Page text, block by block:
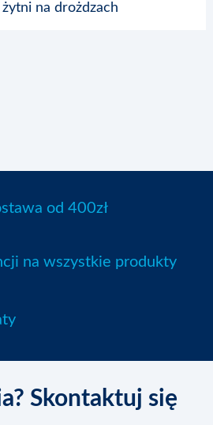
kucharska
na drożdzach
od 400zł
na wszystkie produkty
Skontaktuj się